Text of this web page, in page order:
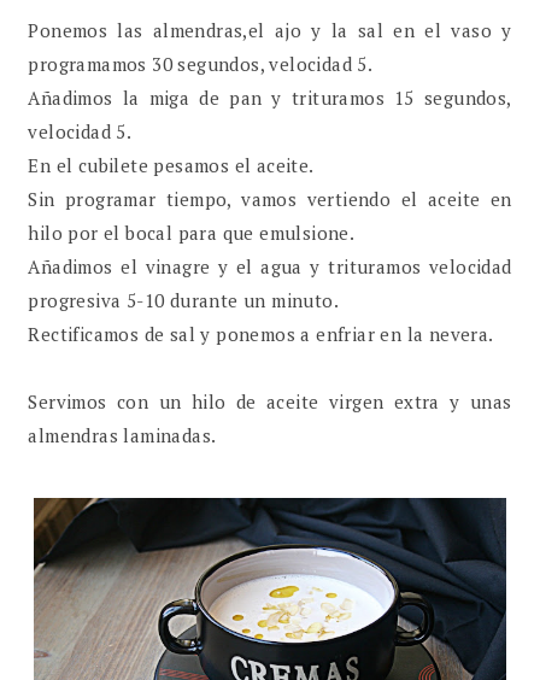
Ponemos las almendras,el ajo y la sal en el vaso y
programamos 30 segundos, velocidad 5.
Añadimos la miga de pan y trituramos 15 segundos,
velocidad 5.
En el cubilete pesamos el aceite.
Sin programar tiempo, vamos vertiendo el aceite en
hilo por el bocal para que emulsione.
Añadimos el vinagre y el agua y trituramos velocidad
progresiva 5-10 durante un minuto.
Rectificamos de sal y ponemos a enfriar en la nevera.
Servimos con un hilo de aceite virgen extra y unas
almendras laminadas.